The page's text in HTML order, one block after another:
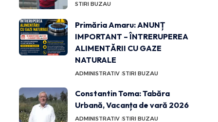
STIRI BUZAU
Primăria Amaru: ANUNȚ
IMPORTANT – ÎNTRERUPEREA
ALIMENTĂRII CU GAZE
NATURALE
ADMINISTRATIV STIRI BUZAU
Constantin Toma: Tabăra
Urbană, Vacanța de vară 2026
ADMINISTRATIV STIRI BUZAU